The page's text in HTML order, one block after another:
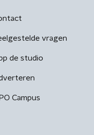
vragen
de studio
Campus